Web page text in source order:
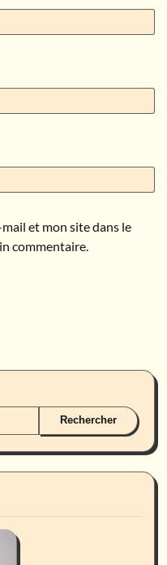
et mon site dans le
commentaire.
Rechercher